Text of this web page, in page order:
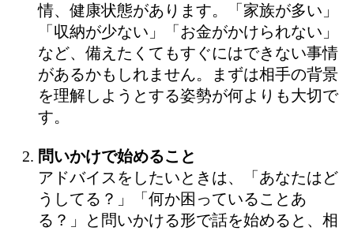
情、健康状態があります。「家族が多い」
「収納が少ない」「お金がかけられない」
など、備えたくてもすぐにはできない事情
があるかもしれません。まずは相手の背景
を理解しようとする姿勢が何よりも大切で
す。
問いかけで始めること
アドバイスをしたいときは、「あなたはど
うしてる？」「何か困っていることあ
る？」と問いかける形で話を始めると、相